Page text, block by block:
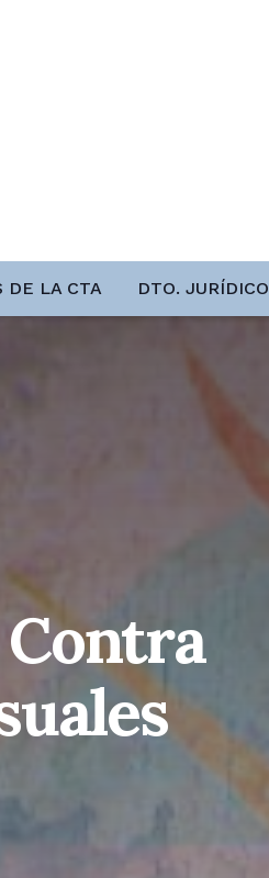
DE LA CTA DTO. JURÍDICO